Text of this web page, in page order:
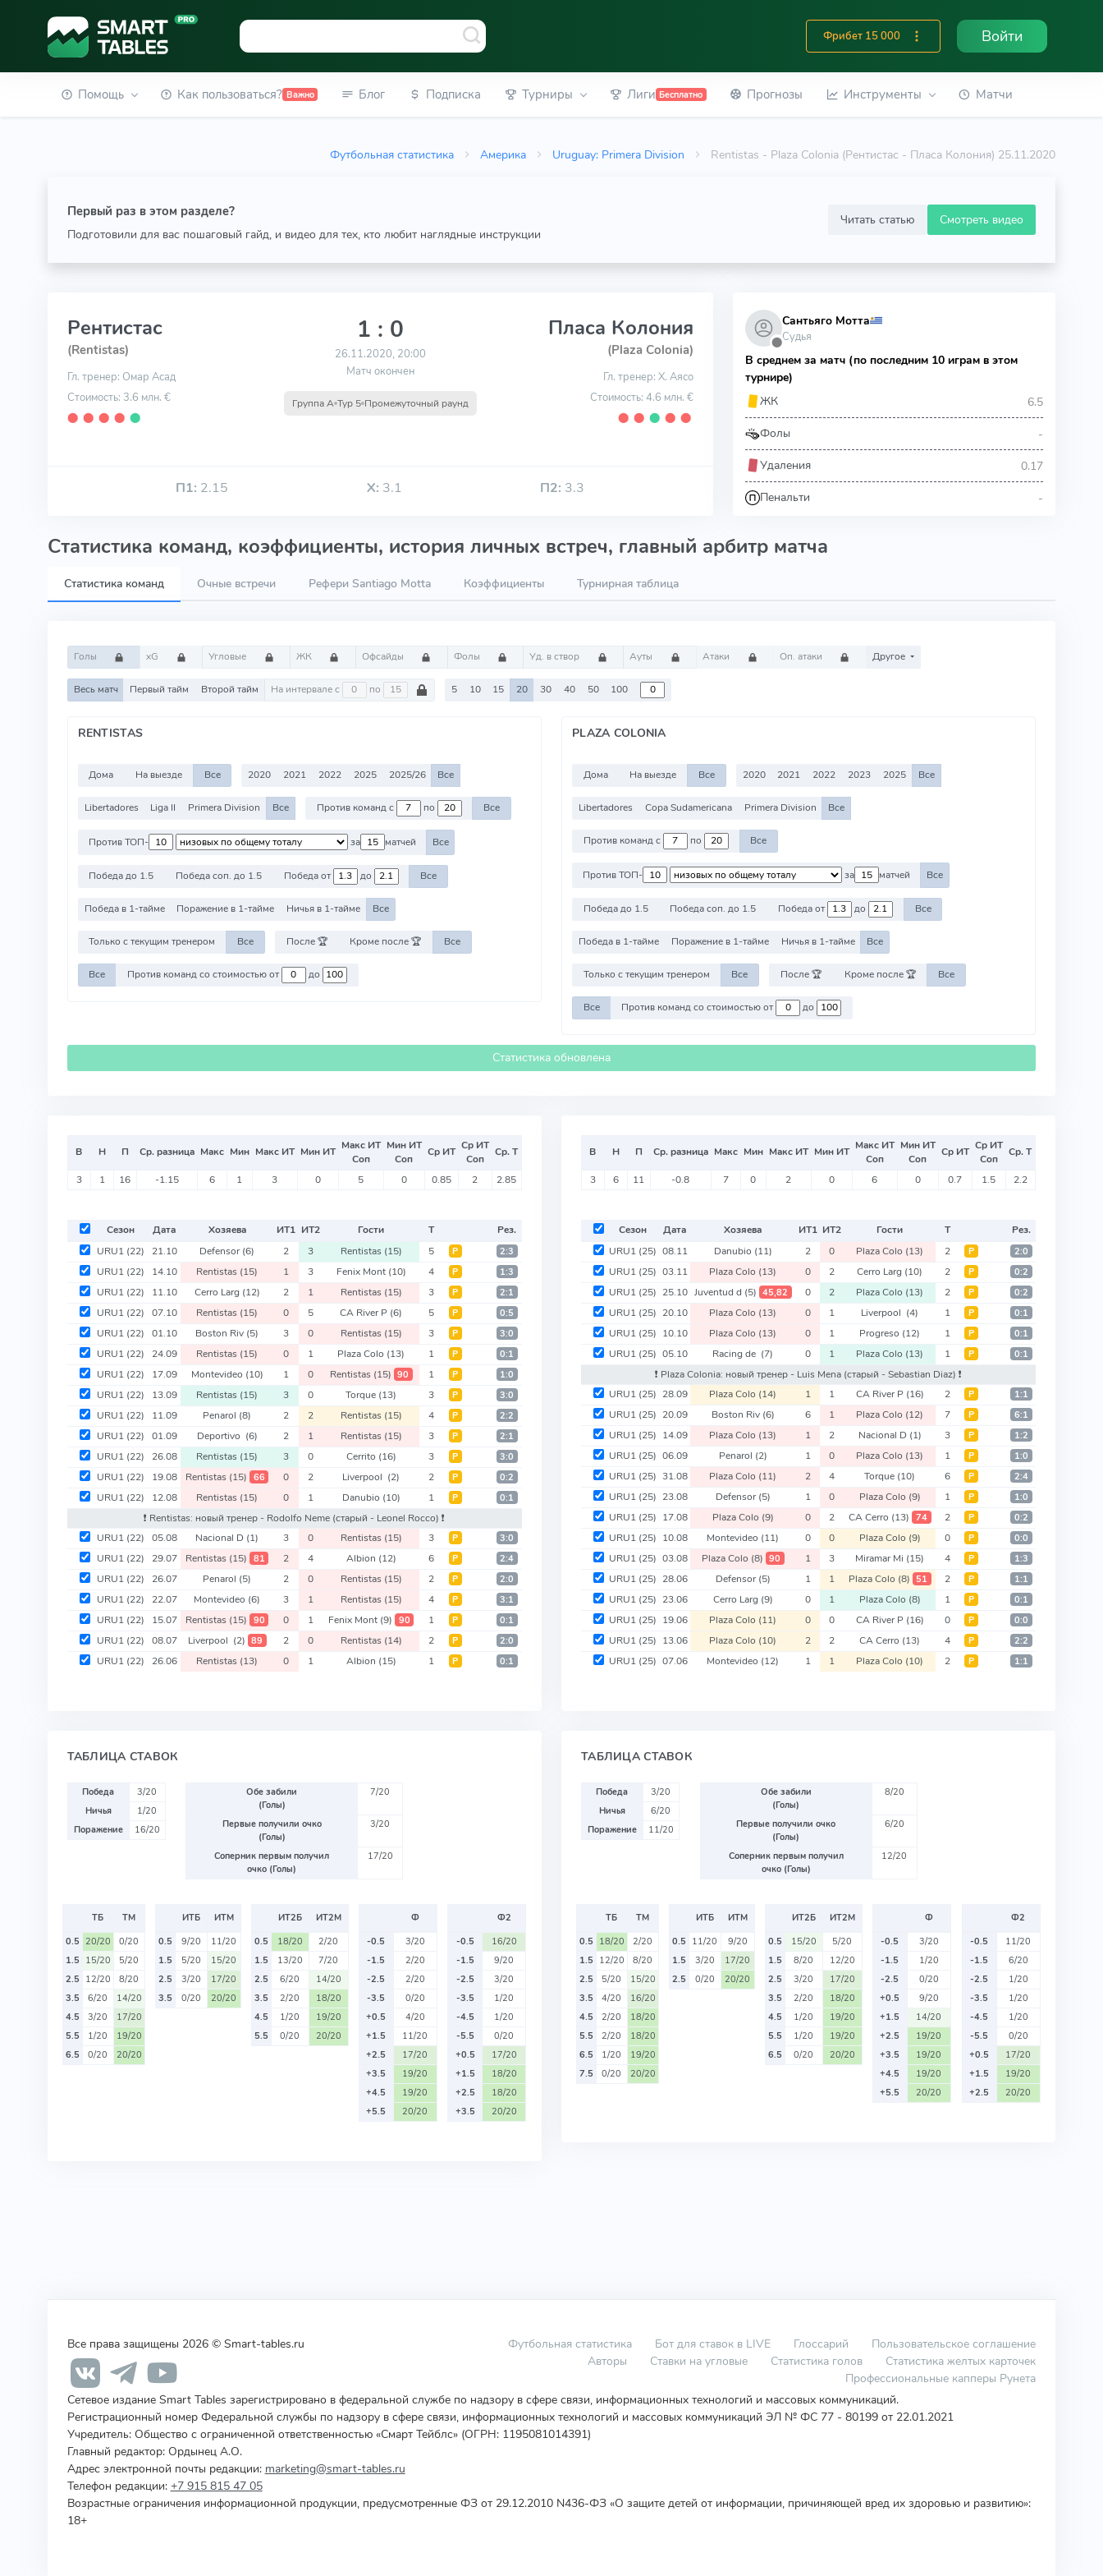
Фрибет 15 000 Войти
Помощь Как пользоваться? Важно Блог Подписка Турниры Лиги Бесплатно Прогнозы Инструменты Матчи
Футбольная статистика Америка Uruguay: Primera Division Rentistas - Plaza Colonia (Рентистас - Пласа Колония) 25.11.2020
Первый раз в этом разделе?
Подготовили для вас пошаговый гайд, и видео для тех, кто любит наглядные инструкции
Читать статью Смотреть видео
Рентистас
(Rentistas)
Гл. тренер: Омар Асад
Стоимость: 3.6 млн. €
⬤ ⬤ ⬤ ⬤ ⬤
1 : 0
26.11.2020, 20:00
Матч окончен
Группа A Тур 5 Промежуточный раунд
Пласа Колония
(Plaza Colonia)
Гл. тренер: Х. Аясо
Стоимость: 4.6 млн. €
⬤ ⬤ ⬤ ⬤ ⬤
П1: 2.15 Х: 3.1 П2: 3.3
⬤
Сантьяго Мотта
Судья
В среднем за матч (по последним 10 играм в этом
турнире)
ЖК
6.5
Фолы -
Удаления 0.17
Пенальти -
Статистика команд, коэффициенты, история личных встреч, главный арбитр матча
Статистика команд Очные встречи Рефери Santiago Motta Коэффициенты Турнирная таблица
Голы xG Угловые ЖК Офсайды Фолы Уд. в створ Ауты Атаки Оп. атаки Другое
Весь матч Первый тайм Второй тайм На интервале с по 5 10 15 20 30 40 50 100
RENTISTAS
Дома На выезде Все 2020 2021 2022 2025 2025/26 Все
Libertadores Liga II Primera Division Все Против команд с по Все
Против ТОП- за матчей Все
Победа до 1.5 Победа соп. до 1.5 Победа от до Все
Победа в 1-тайме Поражение в 1-тайме Ничья в 1-тайме Все
Только с текущим тренером Все После 🏆 Кроме после 🏆 Все
Все Против команд со стоимостью от до
PLAZA COLONIA
Дома На выезде Все 2020 2021 2022 2023 2025 Все
Libertadores Copa Sudamericana Primera Division Все
Против команд с по Все
Против ТОП- за матчей Все
Победа до 1.5 Победа соп. до 1.5 Победа от до Все
Победа в 1-тайме Поражение в 1-тайме Ничья в 1-тайме Все
Только с текущим тренером Все После 🏆 Кроме после 🏆 Все
Все Против команд со стоимостью от до
Статистика обновлена
В Н П Ср. разница Макс Мин Макс ИТ Мин ИТ Макс ИТ
Соп
Мин ИТ
Соп
Ср ИТ Ср ИТ
Соп
Ср. Т
3 1 16 -1.15 6 1 3 0 5 0 0.85 2 2.85
Сезон Дата Хозяева ИТ1 ИТ2 Гости Т
Рез.
URU1 (22) 21.10 Defensor(6) 2 3 Rentistas (15) 5 Р 2:3
URU1 (22) 14.10 Rentistas (15) 1 3 Fenix Mont (10) 4 Р 1:3
URU1 (22) 11.10 Cerro Larg (12) 2 1 Rentistas (15) 3 Р 2:1
URU1 (22) 07.10 Rentistas (15) 0 5 CA River P (6) 5 Р 0:5
URU1 (22) 01.10 Boston Riv (5) 3 0 Rentistas (15) 3 Р 3:0
URU1 (22) 24.09 Rentistas (15) 0 1 Plaza Colo (13) 1 Р 0:1
URU1 (22) 17.09 Montevideo (10) 1 0 Rentistas (15) 90 1 Р 1:0
URU1 (22) 13.09 Rentistas (15) 3 0 Torque (13) 3 Р 3:0
URU1 (22) 11.09 Penarol (8) 2 2 Rentistas (15) 4 Р 2:2
URU1 (22) 01.09 Deportivo (6) 2 1 Rentistas (15) 3 Р 2:1
URU1 (22) 26.08 Rentistas (15) 3 0 Cerrito (16) 3 Р 3:0
URU1 (22) 19.08 Rentistas (15) 66 0 2 Liverpool (2) 2 Р 0:2
URU1 (22) 12.08 Rentistas (15) 0 1 Danubio (10) 1 Р 0:1
❗️ Rentistas: новый тренер - Rodolfo Neme (старый - Leonel Rocco) ❗️
URU1 (22) 05.08 Nacional D (1) 3 0 Rentistas (15) 3 Р 3:0
URU1 (22) 29.07 Rentistas (15) 81 2 4 Albion (12) 6 Р 2:4
URU1 (22) 26.07 Penarol (5) 2 0 Rentistas (15) 2 Р 2:0
URU1 (22) 22.07 Montevideo (6) 3 1 Rentistas (15) 4 Р 3:1
URU1 (22) 15.07 Rentistas (15) 90 0 1 Fenix Mont (9) 90 1 Р 0:1
URU1 (22) 08.07 Liverpool (2) 89 2 0 Rentistas (14) 2 Р 2:0
URU1 (22) 26.06 Rentistas (13) 0 1 Albion (15) 1 Р 0:1
ТАБЛИЦА СТАВОК
Победа
3/20
Ничья
1/20
Поражение
16/20
Обе забили
(Голы)
7/20
Первые получили очко
(Голы)
3/20
Соперник первым получил
очко (Голы)
17/20
ТБ
ТМ
0.5 20/20
0/20
1.5 15/20
5/20
2.5 12/20
8/20
3.5
6/20
14/20
4.5
3/20
17/20
5.5
1/20
19/20
6.5
0/20 20/20
ИТБ
ИТМ
0.5
9/20
11/20
1.5
5/20
15/20
2.5
3/20
17/20
3.5
0/20 20/20
ИТ2Б
ИТ2М
0.5
18/20
2/20
1.5
13/20
7/20
2.5
6/20
14/20
3.5
2/20
18/20
4.5
1/20
19/20
5.5
0/20 20/20
Ф
-0.5
3/20
-1.5
2/20
-2.5
2/20
-3.5
0/20
+0.5
4/20
+1.5
11/20
+2.5
17/20
+3.5
19/20
+4.5
19/20
+5.5
20/20
Ф2
-0.5
16/20
-1.5
9/20
-2.5
3/20
-3.5
1/20
-4.5
1/20
-5.5
0/20
+0.5
17/20
+1.5
18/20
+2.5
18/20
+3.5
20/20
В Н П Ср. разница Макс Мин Макс ИТ Мин ИТ Макс ИТ
Соп
Мин ИТ
Соп
Ср ИТ Ср ИТ
Соп
Ср. Т
3 6 11 -0.8 7 0 2 0 6 0 0.7 1.5 2.2
Сезон Дата Хозяева ИТ1 ИТ2 Гости Т
Рез.
URU1 (25) 08.11 Danubio (11) 2 0 Plaza Colo (13) 2 Р 2:0
URU1 (25) 03.11 Plaza Colo (13) 0 2 Cerro Larg (10) 2 Р 0:2
URU1 (25) 25.10 Juventud d (5) 45,82 0 2 Plaza Colo (13) 2 Р 0:2
URU1 (25) 20.10 Plaza Colo (13) 0 1 Liverpool (4) 1 Р 0:1
URU1 (25) 10.10 Plaza Colo (13) 0 1 Progreso (12) 1 Р 0:1
URU1 (25) 05.10 Racing de (7) 0 1 Plaza Colo (13) 1 Р 0:1
❗️ Plaza Colonia: новый тренер - Luis Mena (старый - Sebastian Diaz) ❗️
URU1 (25) 28.09 Plaza Colo (14) 1 1 CA River P (16) 2 Р 1:1
URU1 (25) 20.09 Boston Riv (6) 6 1 Plaza Colo (12) 7 Р 6:1
URU1 (25) 14.09 Plaza Colo (13) 1 2 Nacional D (1) 3 Р 1:2
URU1 (25) 06.09 Penarol (2) 1 0 Plaza Colo (13) 1 Р 1:0
URU1 (25) 31.08 Plaza Colo (11) 2 4 Torque (10) 6 Р 2:4
URU1 (25) 23.08 Defensor(5) 1 0 Plaza Colo (9) 1 Р 1:0
URU1 (25) 17.08 Plaza Colo (9) 0 2 CA Cerro (13) 74 2 Р 0:2
URU1 (25) 10.08 Montevideo (11) 0 0 Plaza Colo (9) 0 Р 0:0
URU1 (25) 03.08 Plaza Colo (8) 90 1 3 Miramar Mi (15) 4 Р 1:3
URU1 (25) 28.06 Defensor(5) 1 1 Plaza Colo (8) 51 2 Р 1:1
URU1 (25) 23.06 Cerro Larg (9) 0 1 Plaza Colo (8) 1 Р 0:1
URU1 (25) 19.06 Plaza Colo (11) 0 0 CA River P (16) 0 Р 0:0
URU1 (25) 13.06 Plaza Colo (10) 2 2 CA Cerro (13) 4 Р 2:2
URU1 (25) 07.06 Montevideo (12) 1 1 Plaza Colo (10) 2 Р 1:1
ТАБЛИЦА СТАВОК
Победа
3/20
Ничья
6/20
Поражение
11/20
Обе забили
(Голы)
8/20
Первые получили очко
(Голы)
6/20
Соперник первым получил
очко (Голы)
12/20
ТБ
ТМ
0.5 18/20
2/20
1.5 12/20
8/20
2.5
5/20
15/20
3.5
4/20
16/20
4.5
2/20
18/20
5.5
2/20
18/20
6.5
1/20
19/20
7.5
0/20 20/20
ИТБ
ИТМ
0.5 11/20
9/20
1.5
3/20
17/20
2.5
0/20 20/20
ИТ2Б
ИТ2М
0.5
15/20
5/20
1.5
8/20
12/20
2.5
3/20
17/20
3.5
2/20
18/20
4.5
1/20
19/20
5.5
1/20
19/20
6.5
0/20 20/20
Ф
-0.5
3/20
-1.5
1/20
-2.5
0/20
+0.5
9/20
+1.5
14/20
+2.5
19/20
+3.5
19/20
+4.5
19/20
+5.5
20/20
Ф2
-0.5
11/20
-1.5
6/20
-2.5
1/20
-3.5
1/20
-4.5
1/20
-5.5
0/20
+0.5
17/20
+1.5
19/20
+2.5
20/20
Все права защищены 2026 © Smart-tables.ru Футбольная статистика Бот для ставок в LIVE Глоссарий
Пользовательское соглашение
Авторы
Ставки на угловые Статистика голов
Статистика желтых карточек
Профессиональные капперы Рунета
Сетевое издание Smart Tables зарегистрировано в федеральной службе по надзору в сфере связи, информационных технологий и массовых коммуникаций.
Регистрационный номер Федеральной службы по надзору в сфере связи, информационных технологий и массовых коммуникаций ЭЛ № ФС 77 - 80199 от 22.01.2021
Учредитель: Общество с ограниченной ответственностью «Смарт Тейблс» (ОГРН: 1195081014391)
Главный редактор: Ордынец А.О.
Адрес электронной почты редакции: marketing@smart-tables.ru
Телефон редакции: +7 915 815 47 05
Возрастные ограничения информационной продукции, предусмотренные ФЗ от 29.12.2010 N436-ФЗ «О защите детей от информации, причиняющей вред их здоровью и развитию»:
18+